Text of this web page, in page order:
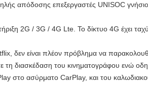
απόδοσης επεξεργαστές UNISOC
2G / 3G / 4G Lte. Το δίκτυο 4G έχει
δεν είναι πλέον πρόβλημα να
τη διασκέδαση του κινηματογράφου ενώ
στο ασύρματο CarPlay, και του